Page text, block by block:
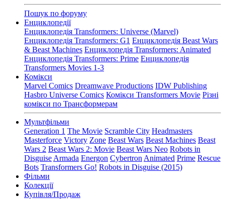
Пошук по форуму
Енциклопедії
Енциклопедія Transformers: Universe (Marvel)
Енциклопедія Transformers: G1 Енциклопедія Beast Wars
& Beast Machines Енциклопедія Transformers: Animated
Енциклопедія Transformers: Prime Енциклопедія
Transformers Movies 1-3
Комікси
Marvel Comics Dreamwave Productions IDW Publishing
Hasbro Universe Comics Комікси Transformers Movie Різні
комікси по Трансформерам
Мультфільми
Generation 1 The Movie Scramble City Headmasters
Masterforce Victory Zone Beast Wars Beast Machines Beast
Wars 2 Beast Wars 2: Movie Beast Wars Neo Robots in
Disguise Armada Energon Cybertron Animated Prime Rescue
Bots Transformers Go! Robots in Disguise (2015)
Фільми
Колекції
Купівля/Продаж